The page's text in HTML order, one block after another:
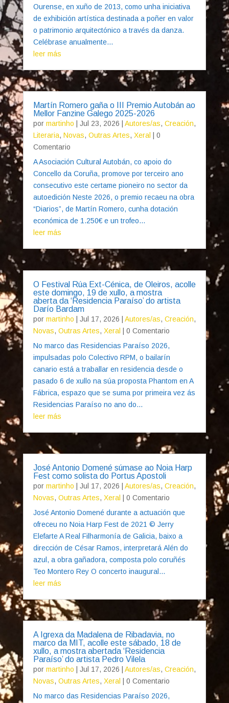
Ourense, en xuño de 2013, como unha iniciativa
de exhibición artística destinada a poñer en valor
o patrimonio arquitectónico a través da danza.
Celébrase anualmente...
leer más
Martín Romero gaña o III Premio Autobán ao
Mellor Fanzine Galego 2025-2026
por martinho Jul 23, 2026 Autores/as, Creación,
Literaria, Novas, Outras Artes, Xeral
| 0
Comentario
A Asociación Cultural Autobán, co apoio do
Concello da Coruña, promove por terceiro ano
consecutivo este certame pioneiro no sector da
autoedición Neste 2026, o premio recaeu na obra
“Diarios”, de Martín Romero, cunha dotación
económica de 1.250€ e un trofeo...
leer más
O Festival Rúa Ext-Cénica, de Oleiros, acolle
este domingo, 19 de xullo, a mostra
aberta da ‘Residencia Paraíso’ do artista
Darío Bardam
por martinho Jul 17, 2026 Autores/as, Creación,
Novas, Outras Artes, Xeral
| 0 Comentario
No marco das Residencias Paraíso 2026,
impulsadas polo Colectivo RPM, o bailarín
canario está a traballar en residencia desde o
pasado 6 de xullo na súa proposta Phantom en A
Fábrica, espazo que se suma por primeira vez ás
Residencias Paraíso no ano do...
leer más
José Antonio Domené súmase ao Noia Harp
Fest como solista do Portus Apostoli
por martinho Jul 17, 2026 Autores/as, Creación,
Novas, Outras Artes, Xeral
| 0 Comentario
José Antonio Domené durante a actuación que
ofreceu no Noia Harp Fest de 2021 © Jerry
Elefarte A Real Filharmonía de Galicia, baixo a
dirección de César Ramos, interpretará Alén do
azul, a obra gañadora, composta polo coruñés
Teo Montero Rey O concerto inaugural...
leer más
A Igrexa da Madalena de Ribadavia, no
marco da MIT, acolle este sábado, 18 de
xullo, a mostra abertada ‘Residencia
Paraíso’ do artista Pedro Vilela
por martinho Jul 17, 2026 Autores/as, Creación,
Novas, Outras Artes, Xeral
| 0 Comentario
No marco das Residencias Paraíso 2026,